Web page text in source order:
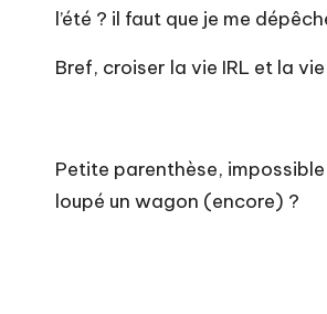
l’été ? il faut que je me
Bref, croiser la vie IRL et la
Petite parenthèse,
loupé un wagon (encore) ?